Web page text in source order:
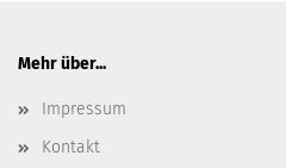
Mehr über...
Impressum
Kontakt